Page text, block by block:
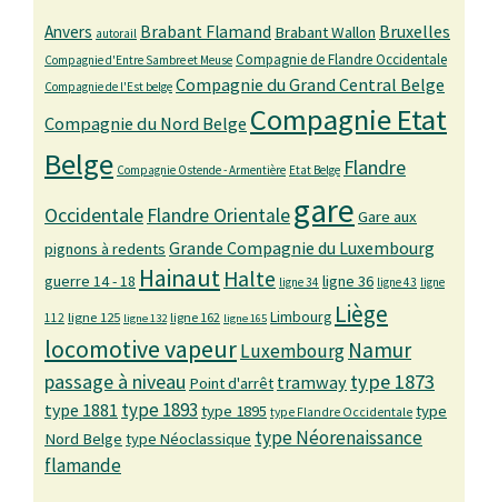
Anvers autorail Brabant Flamand Brabant Wallon Bruxelles
Compagnie d'Entre Sambre et Meuse Compagnie de Flandre Occidentale
Compagnie de l'Est belge Compagnie du Grand Central Belge
Compagnie du Nord Belge Compagnie Etat
Belge Compagnie Ostende - Armentière Etat Belge Flandre
Occidentale Flandre Orientalegare Gare aux
pignons à redents Grande Compagnie du Luxembourg
guerre 14 - 18 Hainaut Halte ligne 34 ligne 36 ligne 43 ligne
112 ligne 125 ligne 132 ligne 162 ligne 165 Limbourg Liège
locomotive vapeurLuxembourg Namur
passage à niveau Point d'arrêt tramway type 1873
type 1881 type 1893 type 1895 type Flandre Occidentale type
Nord Belge type Néoclassique type Néorenaissance
flamande